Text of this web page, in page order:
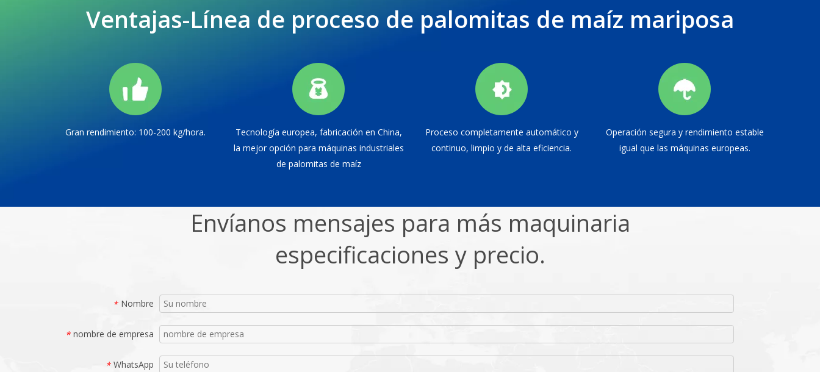
Ventajas-Línea de proceso de palomitas de maíz mariposa
Gran rendimiento: 100-200 kg/hora.
Tecnología europea, fabricación en China,
la mejor opción para máquinas industriales
de palomitas de maíz
Proceso completamente automático y
continuo, limpio y de alta eficiencia.
Operación segura y rendimiento estable
igual que las máquinas europeas.
Envíanos mensajes para más maquinaria
especificaciones y precio.
* Nombre
* nombre de empresa
* WhatsApp